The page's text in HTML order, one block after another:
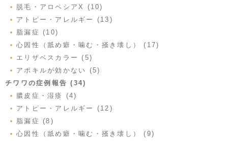
脱毛・アロペシアX (10)
アトピー・アレルギー (13)
脂漏症 (10)
心因性（舐め癖・噛む・掻き壊し） (17)
エリザベスカラー (5)
アポキルが効かない (5)
チワワの症例報告 (34)
膿皮症・湿疹 (4)
アトピー・アレルギー (12)
脂漏症 (8)
心因性（舐め癖・噛む・掻き壊し） (9)